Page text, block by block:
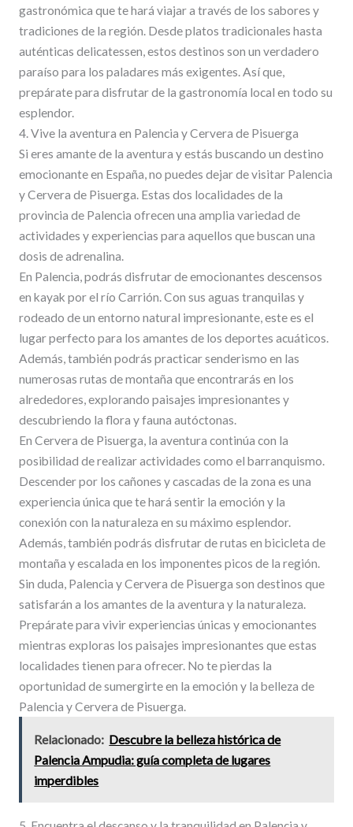
gastronómica que te hará viajar a través de los sabores y
tradiciones de la región. Desde platos tradicionales hasta
auténticas delicatessen, estos destinos son un verdadero
paraíso para los paladares más exigentes. Así que,
prepárate para disfrutar de la gastronomía local en todo su
esplendor.
4. Vive la aventura en Palencia y Cervera de Pisuerga
Si eres amante de la aventura y estás buscando un destino
emocionante en España, no puedes dejar de visitar Palencia
y Cervera de Pisuerga. Estas dos localidades de la
provincia de Palencia ofrecen una amplia variedad de
actividades y experiencias para aquellos que buscan una
dosis de adrenalina.
En Palencia, podrás disfrutar de emocionantes descensos
en kayak por el río Carrión. Con sus aguas tranquilas y
rodeado de un entorno natural impresionante, este es el
lugar perfecto para los amantes de los deportes acuáticos.
Además, también podrás practicar senderismo en las
numerosas rutas de montaña que encontrarás en los
alrededores, explorando paisajes impresionantes y
descubriendo la flora y fauna autóctonas.
En Cervera de Pisuerga, la aventura continúa con la
posibilidad de realizar actividades como el barranquismo.
Descender por los cañones y cascadas de la zona es una
experiencia única que te hará sentir la emoción y la
conexión con la naturaleza en su máximo esplendor.
Además, también podrás disfrutar de rutas en bicicleta de
montaña y escalada en los imponentes picos de la región.
Sin duda, Palencia y Cervera de Pisuerga son destinos que
satisfarán a los amantes de la aventura y la naturaleza.
Prepárate para vivir experiencias únicas y emocionantes
mientras exploras los paisajes impresionantes que estas
localidades tienen para ofrecer. No te pierdas la
oportunidad de sumergirte en la emoción y la belleza de
Palencia y Cervera de Pisuerga.
Relacionado: Descubre la belleza histórica de
Palencia Ampudia: guía completa de lugares
imperdibles